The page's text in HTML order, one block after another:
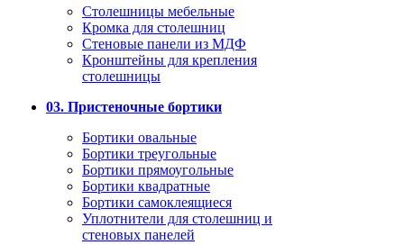
Столешницы мебельные
Кромка для столешниц
Стеновые панели из МДФ
Кронштейны для крепления
столешницы
03. Пристеночные бортики
Бортики овальные
Бортики треугольные
Бортики прямоугольные
Бортики квадратные
Бортики самоклеящиеся
Уплотнители для столешниц и
стеновых панелей